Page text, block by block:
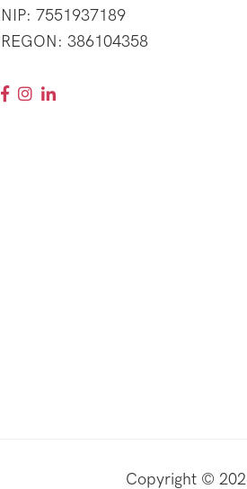
NIP: 7551937189
REGON: 386104358
Copyright ©